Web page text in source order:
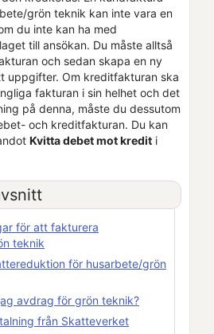
grön teknik kan inte vara en
du inte kan ha med
till ansökan. Du måste alltså
n och sedan skapa en ny
uppgifter. Om kreditfakturan ska
fakturan i sin helhet och det
på denna, måste du dessutom
och kreditfakturan. Du kan
Kvitta debet mot kredit i
för att fakturera
teknik
för husarbete/grön
avdrag för grön teknik?
från Skatteverket